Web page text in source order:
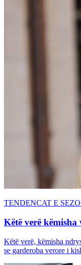
TENDENCAT E
Këtë verë
Këtë verë, këmisha
se garderoba verore i